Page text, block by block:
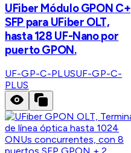
UFiber Módulo GPON C+
SFP para UFiber OLT,
hasta 128 UF-Nano por
puerto GPON.
UF-GP-C-PLUSUF-GP-C-
PLUS